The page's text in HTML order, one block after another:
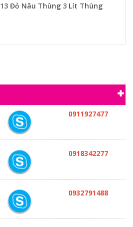
Đỏ Nâu Thùng 3 Lít Thùng
0911927477
0918342277
0932791488